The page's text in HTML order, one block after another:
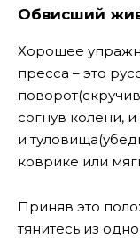
Обвисший
Хорошее
пресса – это
согнув колени,
и
коврике или
Приняв это
тянитесь из